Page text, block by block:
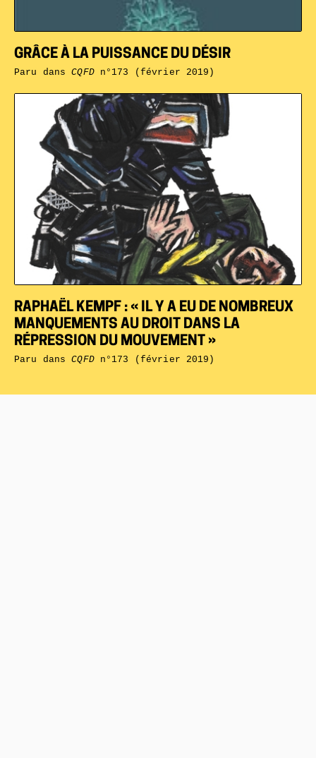
RAPHAËL KEMPF : « IL Y A EU DE NOMBREUX
MANQUEMENTS AU DROIT DANS LA
RÉPRESSION DU MOUVEMENT »
Paru dansCQFDn°173 (février 2019)
GRÂCE À LA PUISSANCE DU DÉSIR
Paru dansCQFDn°173 (février 2019)